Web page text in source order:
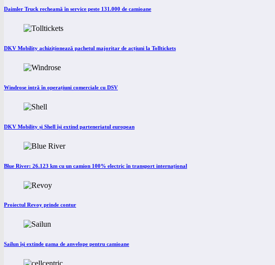
Daimler Truck recheamă în service peste 131.000 de camioane
DKV Mobility achiziționează pachetul majoritar de acțiuni la Tolltickets
Windrose intră în operațiuni comerciale cu DSV
DKV Mobility și Shell își extind parteneriatul european
Blue River: 26.123 km cu un camion 100% electric în transport internațional
Proiectul Revoy prinde contur
Sailun își extinde gama de anvelope pentru camioane